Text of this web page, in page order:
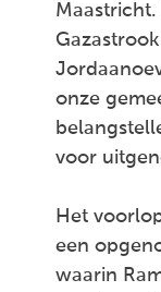
onze
voor
Het
een
waarin